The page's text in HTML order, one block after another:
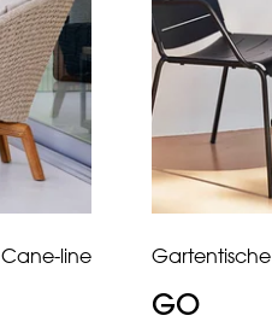
Cane-line Gartentische
GO